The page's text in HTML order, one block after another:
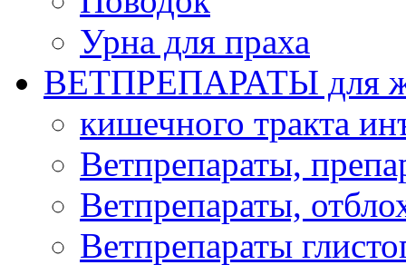
Урна для праха
ВЕТПРЕПАРАТЫ для
кишечного тракта
Ветпрепараты,
Ветпрепараты,
Ветпрепараты